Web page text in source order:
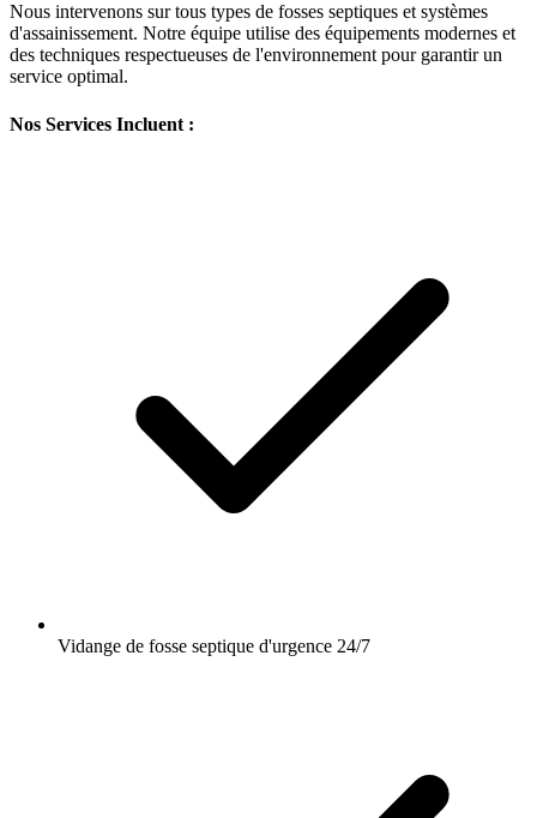
Nous intervenons sur tous types de fosses septiques et systèmes
d'assainissement. Notre équipe utilise des équipements modernes et
des techniques respectueuses de l'environnement pour garantir un
service optimal.
Nos Services Incluent :
Vidange de fosse septique d'urgence 24/7